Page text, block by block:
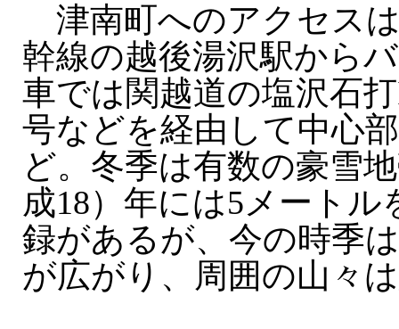
津南町へのアクセス
幹線の越後湯沢駅から
車では関越道の塩沢石
号などを経由して中心
ど。冬季は有数の豪雪
成18）年には5メートル
録があるが、今の時季
が広がり、周囲の山々